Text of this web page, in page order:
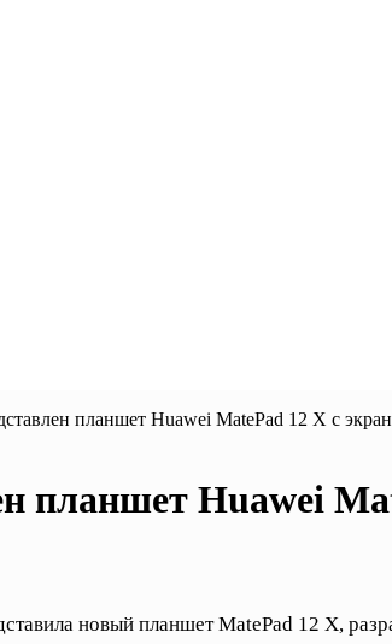
планшет Huawei MatePad 12 X с
планшет Huawei
новый планшет MatePad 12 X,